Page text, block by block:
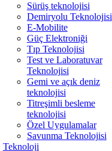
Sürüş teknolojisi
Demiryolu Teknolojisi
E-Mobilite
Güç Elektroniği
Tıp Teknolojisi
Test ve Laboratuvar
Teknolojisi
Gemi ve açık deniz
teknolojisi
Titreşimli besleme
teknolojisi
Özel Uygulamalar
Savunma Teknolojisi
Teknoloji